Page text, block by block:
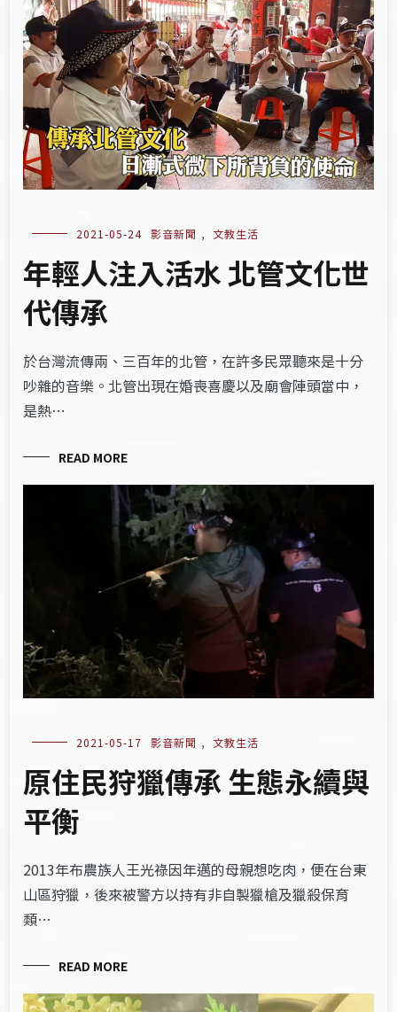
2021-05-24 影音新聞 , 文教生活
年輕人注入活水 北管文化世
代傳承
於台灣流傳兩、三百年的北管，在許多民眾聽來是十分
吵雜的音樂。北管出現在婚喪喜慶以及廟會陣頭當中，
是熱…
READ MORE
2021-05-17 影音新聞 , 文教生活
原住民狩獵傳承 生態永續與
平衡
2013年布農族人王光祿因年邁的母親想吃肉，便在台東
山區狩獵，後來被警方以持有非自製獵槍及獵殺保育
類…
READ MORE